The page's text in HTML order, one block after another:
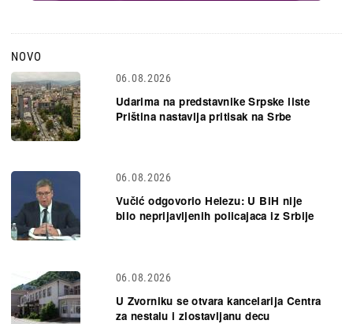
NOVO
06.08.2026
Udarima na predstavnike Srpske liste
Priština nastavlja pritisak na Srbe
06.08.2026
Vučić odgovorio Helezu: U BiH nije
bilo neprijavljenih policajaca iz Srbije
06.08.2026
U Zvorniku se otvara kancelarija Centra
za nestalu i zlostavljanu decu